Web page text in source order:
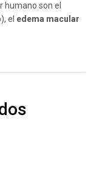
humano son el
el edema macular